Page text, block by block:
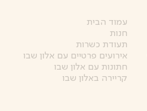
עמוד הבית
חנות
תעודת כשרות
אירועים פרטיים עם אלון שבו
חתונות עם אלון שבו
קריירה באלון שבו